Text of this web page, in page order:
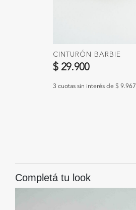
CINTURÓN BARBIE
$ 29.900
3 cuotas sin interés de $ 9.967
Completá tu look